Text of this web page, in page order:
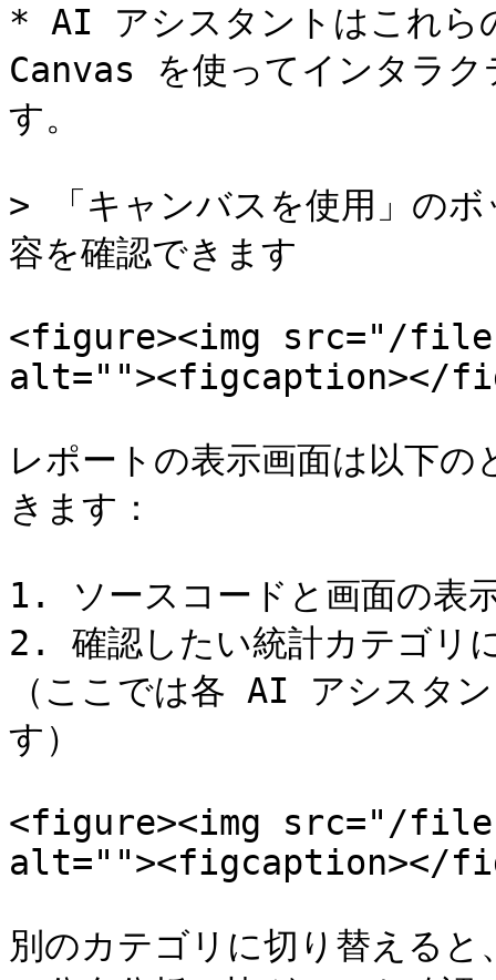
* AI アシスタントはこれら
Canvas を使ってインタラク
す。
> 「キャンバスを使用」の
容を確認できます
<figure><img src="/files/
alt=""><figcaption></
レポートの表示画面は以下
きます：
1. ソースコードと画面の表
2. 確認したい統計カテゴリ
（ここでは各 AI アシスタ
す）
<figure><img src="/files/
alt=""><figcaption></
別のカテゴリに切り替える